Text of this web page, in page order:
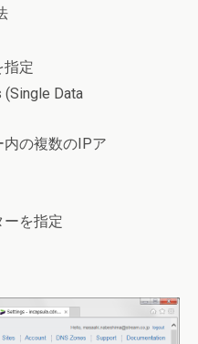
指定
(Single Data
内の複数のIPア
ーを指定